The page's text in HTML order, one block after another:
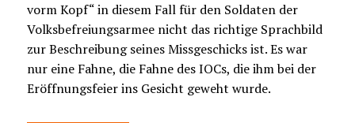
vorm Kopf“ in diesem Fall für den Soldaten der
Volksbefreiungsarmee nicht das richtige Sprachbild
zur Beschreibung seines Missgeschicks ist. Es war
nur eine Fahne, die Fahne des IOCs, die ihm bei der
Eröffnungsfeier ins Gesicht geweht wurde.